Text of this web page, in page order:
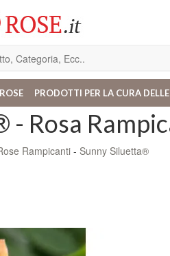
PRODOTTI PER LA CURA
- Rosa
Rampicanti- Sunny Siluetta®